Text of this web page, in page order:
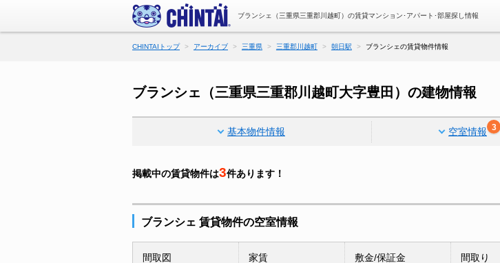
ブランシェ（三重県三重郡川越町）の賃貸マンション･アパート･部屋探し情報
CHINTAIトップ アーカイブ 三重県 三重郡川越町 朝日駅 ブランシェの賃貸物件情報
ブランシェ（三重県三重郡川越町大字豊田）の建物情報
基本物件情報 空室情報 3
掲載中の賃貸物件は3件あります！
ブランシェ 賃貸物件の空室情報
間取図
家賃
敷金/保証金
間取り